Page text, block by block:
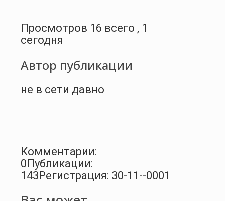
Просмотров 16 всего , 1
сегодня
Автор публикации
не в сети давно
Комментарии:
0 Публикации:
143 Регистрация: 30-11--0001